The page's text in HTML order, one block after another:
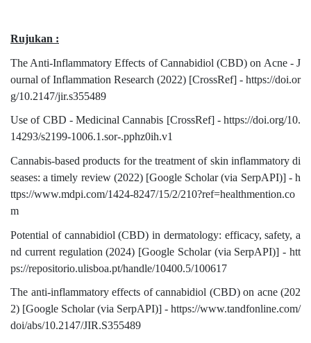
Rujukan :
The Anti-Inflammatory Effects of Cannabidiol (CBD) on Acne - J
ournal of Inflammation Research (2022) [CrossRef] - https://doi.or
g/10.2147/jir.s355489
Use of CBD - Medicinal Cannabis [CrossRef] - https://doi.org/10.
14293/s2199-1006.1.sor-.pphz0ih.v1
Cannabis-based products for the treatment of skin inflammatory di
seases: a timely review (2022) [Google Scholar (via SerpAPI)] - h
ttps://www.mdpi.com/1424-8247/15/2/210?ref=healthmention.co
m
Potential of cannabidiol (CBD) in dermatology: efficacy, safety, a
nd current regulation (2024) [Google Scholar (via SerpAPI)] - htt
ps://repositorio.ulisboa.pt/handle/10400.5/100617
The anti-inflammatory effects of cannabidiol (CBD) on acne (202
2) [Google Scholar (via SerpAPI)] - https://www.tandfonline.com/
doi/abs/10.2147/JIR.S355489